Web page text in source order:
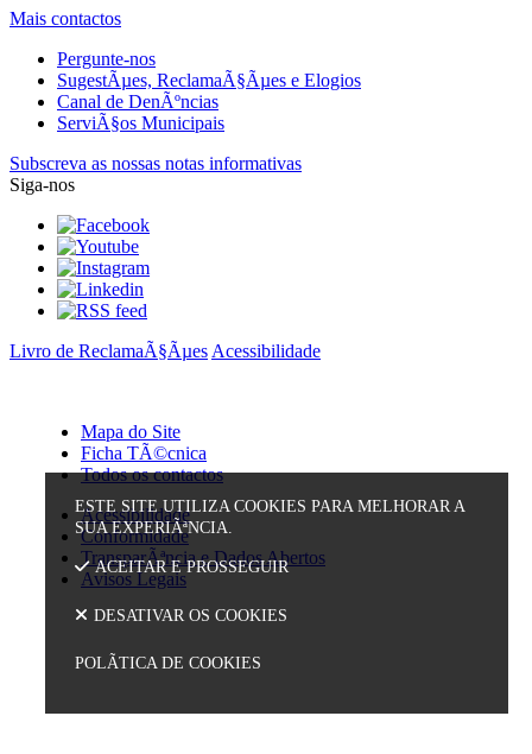
Mais contactos
Pergunte-nos
SugestÃµes, ReclamaÃ§Ãµes e Elogios
Canal de DenÃºncias
ServiÃ§os Municipais
Subscreva as nossas notas informativas
Siga-nos
Livro de ReclamaÃ§Ãµes Acessibilidade
Mapa do Site
Ficha TÃ©cnica
Todos os contactos
Acessibilidade
Conformidade
TransparÃªncia e Dados Abertos
Avisos Legais
ESTE SITE UTILIZA COOKIES PARA MELHORAR A
SUA EXPERIÃªNCIA.
ACEITAR E PROSSEGUIR
DESATIVAR OS COOKIES
POLÃ­TICA DE COOKIES